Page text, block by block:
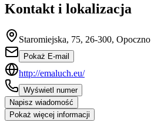
Kontakt i lokalizacja
Staromiejska, 75, 26-300, Opoczno
Pokaż E-mail
http://emaluch.eu/
Wyświetl numer
Napisz wiadomość
Pokaż więcej informacji